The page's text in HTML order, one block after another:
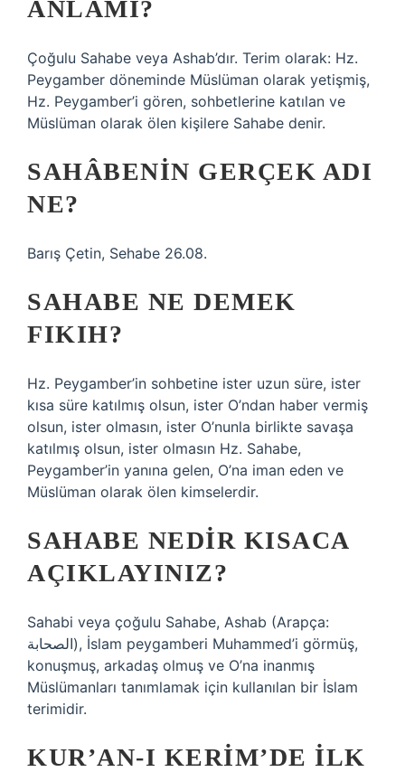
ANLAMI?
Çoğulu Sahabe veya Ashab’dır. Terim olarak: Hz.
Peygamber döneminde Müslüman olarak yetişmiş,
Hz. Peygamber’i gören, sohbetlerine katılan ve
Müslüman olarak ölen kişilere Sahabe denir.
SAHÂBENIN GERÇEK ADI
NE?
Barış Çetin, Sehabe 26.08.
SAHABE NE DEMEK
FIKIH?
Hz. Peygamber’in sohbetine ister uzun süre, ister
kısa süre katılmış olsun, ister O’ndan haber vermiş
olsun, ister olmasın, ister O’nunla birlikte savaşa
katılmış olsun, ister olmasın Hz. Sahabe,
Peygamber’in yanına gelen, O’na iman eden ve
Müslüman olarak ölen kimselerdir.
SAHABE NEDIR KISACA
AÇIKLAYINIZ?
Sahabi veya çoğulu Sahabe, Ashab (Arapça:
الصحابة), İslam peygamberi Muhammed’i görmüş,
konuşmuş, arkadaş olmuş ve O’na inanmış
Müslümanları tanımlamak için kullanılan bir İslam
terimidir.
KUR’AN-I KERIM’DE ILK